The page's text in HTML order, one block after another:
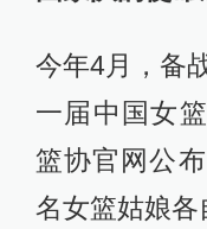
今年4月，备
一届中国女
篮协官网公
名女篮姑娘各